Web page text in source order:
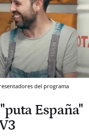
del programa
España"